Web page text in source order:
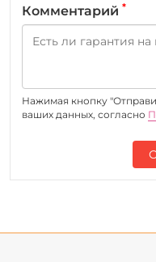
Комментарий *
Нажимая кнопку
ваших данных, согласно